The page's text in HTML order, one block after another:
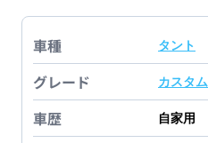
車種 タント
グレード カスタ
車歴 自家用